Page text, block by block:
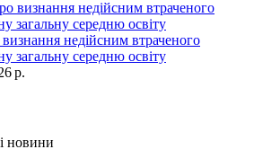
недійсним втраченого
загальну середню освіту
р.
новини